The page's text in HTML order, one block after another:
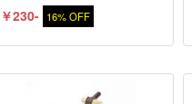
￥230- 16% OFF